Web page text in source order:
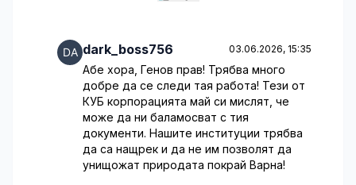
dark_boss756 03.06.2026, 15:35
Абе хора, Генов прав! Трябва много
добре да се следи тая работа! Тези от
КУБ корпорацията май си мислят, че
може да ни баламосват с тия
документи. Нашите институции трябва
да са нащрек и да не им позволят да
унищожат природата покрай Варна!